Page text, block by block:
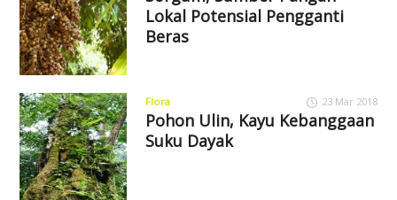
Lokal Potensial Pengganti
Beras
Flora 23 Mar 2018
Pohon Ulin, Kayu Kebanggaan
Suku Dayak